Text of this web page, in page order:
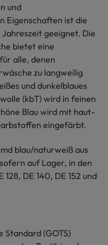
und
Eigenschaften ist die
geeignet. Die
bietet eine
alle, denen
zu langweilig
und dunkelblaues
(kbT) wird in feinen
Blau wird mit haut-
eingefärbt.
blau/naturweiß aus
auf Lager, in den
128, DE 140, DE 152 und
Standard (GOTS)